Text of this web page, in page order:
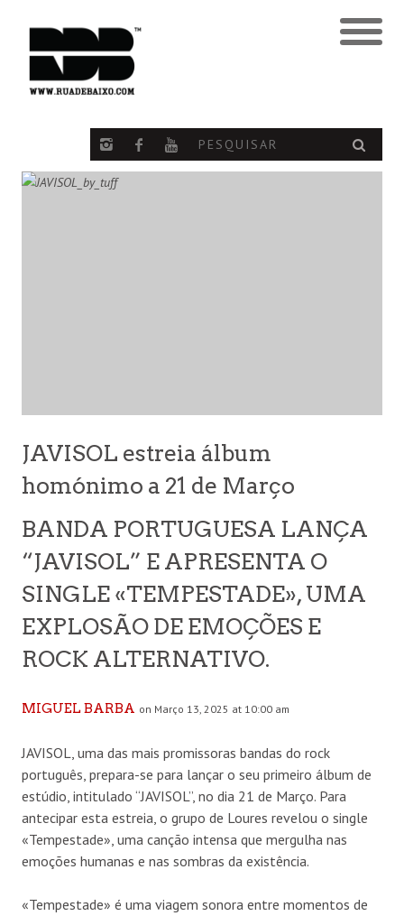
JAVISOL estreia álbum
homónimo a 21 de Março
BANDA PORTUGUESA LANÇA
“JAVISOL” E APRESENTA O
SINGLE «TEMPESTADE», UMA
EXPLOSÃO DE EMOÇÕES E
ROCK ALTERNATIVO.
MIGUEL BARBA on Março 13, 2025 at 10:00 am
JAVISOL, uma das mais promissoras bandas do rock
português, prepara-se para lançar o seu primeiro álbum de
estúdio, intitulado “JAVISOL”, no dia 21 de Março. Para
antecipar esta estreia, o grupo de Loures revelou o single
«Tempestade», uma canção intensa que mergulha nas
emoções humanas e nas sombras da existência.
«Tempestade» é uma viagem sonora entre momentos de